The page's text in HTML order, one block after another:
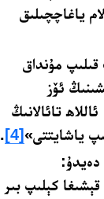
ياغاچچىلىق
قىلىپ مۇنداق
ئۆز
تائالانىڭ
ياشايتتى» [4]
.
دەيدۇ:
كېلىپ بىر